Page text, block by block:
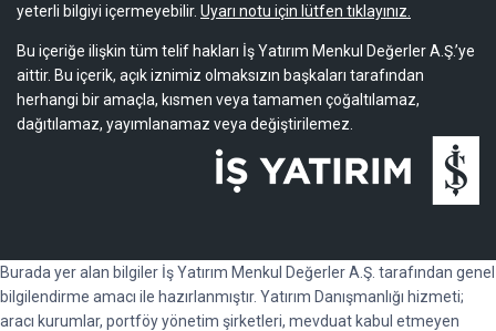
yeterli bilgiyi içermeyebilir. Uyarı notu için lütfen tıklayınız.
Bu içeriğe ilişkin tüm telif hakları İş Yatırım Menkul Değerler A.Ş.’ye
aittir. Bu içerik, açık iznimiz olmaksızın başkaları tarafından
herhangi bir amaçla, kısmen veya tamamen çoğaltılamaz,
dağıtılamaz, yayımlanamaz veya değiştirilemez.
Burada yer alan bilgiler İş Yatırım Menkul Değerler A.Ş. tarafından genel
bilgilendirme amacı ile hazırlanmıştır. Yatırım Danışmanlığı hizmeti;
aracı kurumlar, portföy yönetim şirketleri, mevduat kabul etmeyen